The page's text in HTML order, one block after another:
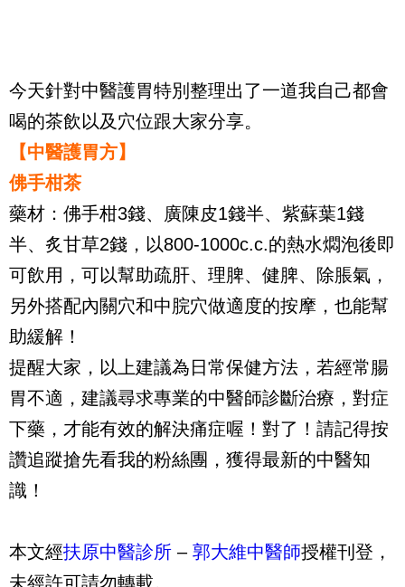
今天針對中醫護胃特別整理出了一道我自己都會
喝的茶飲以及穴位跟大家分享。
【中醫護胃方】
佛手柑茶
藥材：佛手柑3錢、廣陳皮1錢半、紫蘇葉1錢
半、炙甘草2錢，以800-1000c.c.的熱水燜泡後即
可飲用，可以幫助疏肝、理脾、健脾、除脹氣，
另外搭配內關穴和中脘穴做適度的按摩，也能幫
助緩解！
提醒大家，以上建議為日常保健方法，若經常腸
胃不適，建議尋求專業的中醫師診斷治療，對症
下藥，才能有效的解決痛症喔！對了！請記得按
讚追蹤搶先看我的粉絲團，獲得最新的中醫知
識！
本文經扶原中醫診所 – 郭大維中醫師授權刊登，
未經許可請勿轉載。